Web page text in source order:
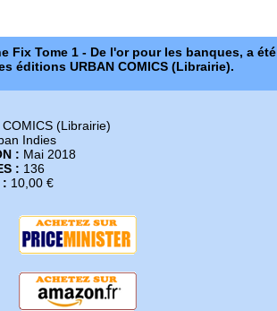
Fix Tome 1 - De l'or pour les banques, a été
éditions URBAN COMICS (Librairie).
COMICS (Librairie)
Indies
: Mai 2018
: 136
: 10,00 €